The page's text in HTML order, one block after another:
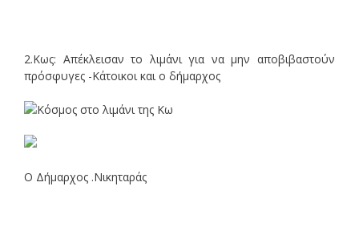
2.Κως: Απέκλεισαν το λιμάνι για να μην αποβιβαστούν
πρόσφυγες -Κάτοικοι και ο δήμαρχος
O Δήμαρχος .Νικηταράς